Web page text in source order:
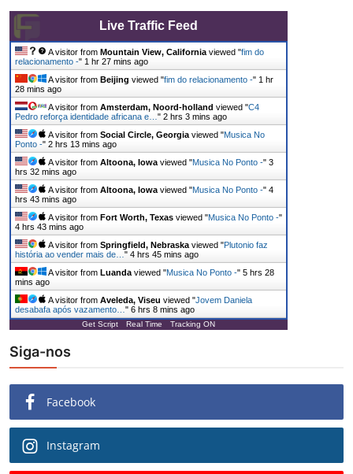
Live Traffic Feed
A visitor from Mountain View, Californiaviewed "fim do
relacionamento -" 1 hr 27 mins ago
A visitor from Beijing viewed "fim do relacionamento -" 1 hr
28 mins ago
A visitor from Amsterdam, Noord-holland viewed "C4
Pedro reforça identidade africana e…" 2 hrs 3 mins ago
A visitor from Social Circle, Georgiaviewed "Musica No
Ponto -" 2 hrs 13 mins ago
A visitor from Altoona, Iowaviewed "Musica No Ponto -" 3
hrs 32 mins ago
A visitor from Altoona, Iowaviewed "Musica No Ponto -" 4
hrs 43 mins ago
A visitor from Fort Worth, Texas viewed "Musica No Ponto -"
4 hrs 43 mins ago
A visitor from Springfield, Nebraskaviewed "Plutonio faz
história ao vender mais de…" 4 hrs 45 mins ago
A visitor from Luandaviewed "Musica No Ponto -" 5 hrs 28
mins ago
A visitor from Aveleda, Viseu viewed "Jovem Daniela
desabafa após vazamento…" 6 hrs 8 mins ago
Get Script Real Time Tracking ON
Siga-nos
Facebook
Instagram